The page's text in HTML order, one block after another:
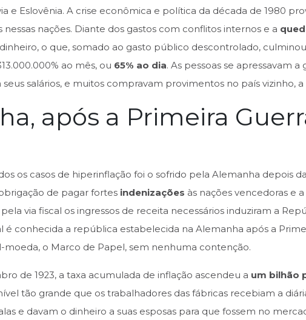
e Eslovênia. A crise econômica e política da década de 1980
nações. Diante dos gastos com conflitos internos e a
o que, somado ao gasto público descontrolado,
ao mês, ou 65% ao dia. As pessoas se apressavam a
salários, e muitos compravam provimentos no país vizinho, a
após a Primeira
os casos de hiperinflação foi o sofrido pela Alemanha depois da
de pagar fortes indenizações às nações vencedoras e
via fiscal os ingressos de receita necessários induziram a
é conhecida a república estabelecida na Alemanha após a
o Marco de Papel, sem nenhuma contenção.
de 1923, a taxa acumulada de inflação ascendeu a um bilhão
tão grande que os trabalhadores das fábricas recebiam a
e davam o dinheiro a suas esposas para que fossem no